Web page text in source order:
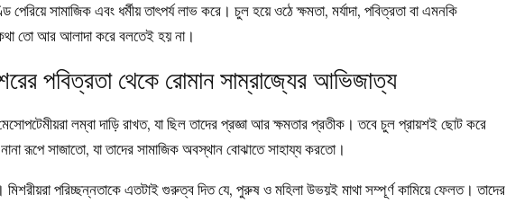
সামাজিক এবং ধর্মীয় তাৎপর্য লাভ করে। চুল হয়ে ওঠে ক্ষমতা, মর্যাদা, পবিত্রতা বা এমনকি
তো আর আলাদা করে বলতেই হয় না।
পবিত্রতা থেকে রোমান সাম্রাজ্যের আভিজাত্য
লম্বা দাড়ি রাখত, যা ছিল তাদের প্রজ্ঞা আর ক্ষমতার প্রতীক। তবে চুল প্রায়শই ছোট করে
রূপে সাজাতো, যা তাদের সামাজিক অবস্থান বোঝাতে সাহায্য করতো।
মিশরীয়রা পরিচ্ছন্নতাকে এতটাই গুরুত্ব দিত যে, পুরুষ ও মহিলা উভয়ই মাথা সম্পূর্ণ কামিয়ে ফেলত। তাদের